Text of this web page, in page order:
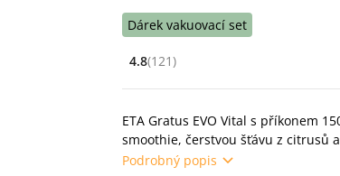
Dárek vakuovací set
Hodnocení: 4.8 z 5 (121 recenzí)
4.8(121)
ETA Gratus EVO Vital s příkonem
smoothie, čerstvou šťávu z citrusů
Podrobný popis